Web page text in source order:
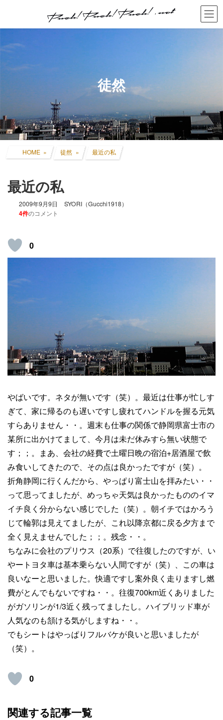
ツ
シ
徒然
HOME 徒然 最近の私
最近の私
2009年9月9日 SYORI（Gucchi1918）
4件のコメント
0
やばいです。ネタが無いです（笑）。最近は仕事が忙しす
ぎて、家に帰るのも遅いですし疲れてハンドルを握る元気
すらありません・・。週末も仕事の関係で静岡県富士市の
某所に出かけてまして、今月は未だ休みすら無い状態で
す；；。まあ、会社の経費で土曜日晩の宿泊+居酒屋で飲
み食いしてきたので、その点は良かったですが（笑）。
折角静岡に行くんだから、やっぱり富士山を拝みたい・・
って思ってましたが、めっちゃ天気は良かったもののイマ
イチ良く分からない感じでした（笑）。朝イチではかろう
じて輪郭は見えてましたが、これ以降京都に戻る夕方まで
全く見えませんでした；；。残念・・。
ちなみに会社のプリウス（20系）で往復したのですが、い
やートヨタ車は基本乗らない人間ですが（笑）、この車は
良いなーと思いました。快適ですし案外良く走りますし燃
費がとんでもないですね・・。往復700km近くありました
がガソリンが1/3近く残ってましたし。ハイブリッド車が
人気なのも頷ける気がしますね・・。
でもシートはやっぱりフルバケが良いと思いましたが
（笑）。
0
関連する記事一覧